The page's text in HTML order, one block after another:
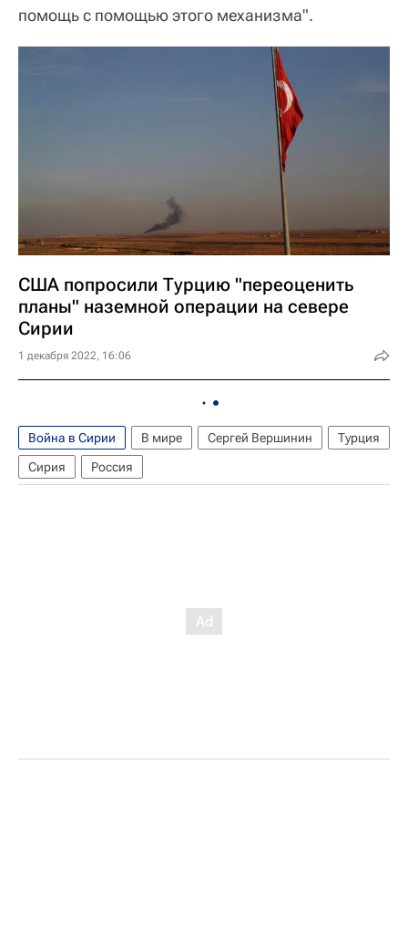
помощь с помощью этого механизма".
США попросили Турцию "переоценить
планы" наземной операции на севере
Сирии
1 декабря 2022, 16:06
Война в Сирии В мире Сергей Вершинин
Турция
Сирия
Россия